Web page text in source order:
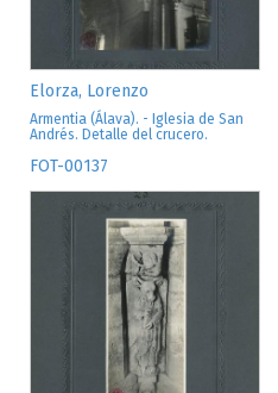
Elorza, Lorenzo
Armentia (Álava). - Iglesia de San
Andrés. Detalle del crucero.
FOT-00137